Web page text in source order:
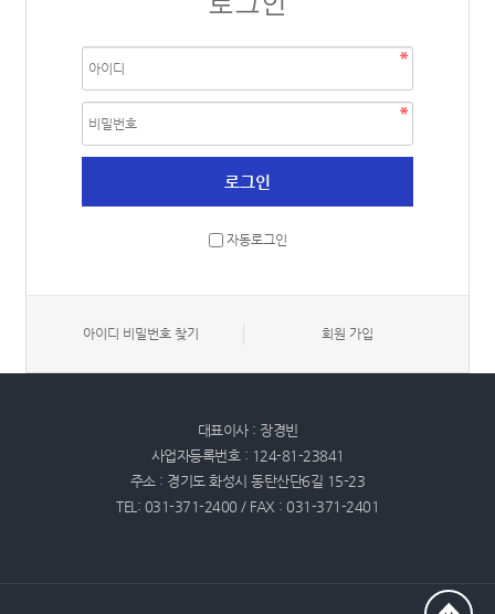
자동로그인
아이디 비밀번호 찾기 회원 가입
대표이사 : 장경빈
사업자등록번호 : 124-81-23841
주소 : 경기도 화성시 동탄산단6길 15-23
TEL: 031-371-2400 / FAX : 031-371-2401